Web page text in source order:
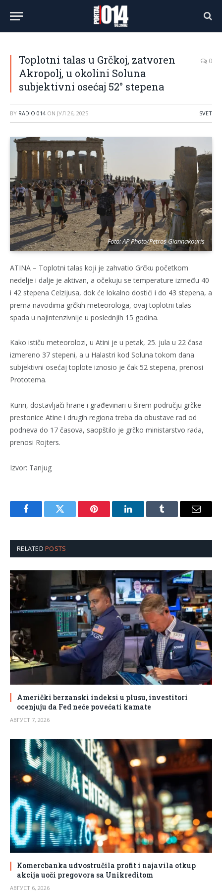
Toplotni talas u Grčkoj, zatvoren
Akropolj, u okolini Soluna
subjektivni osećaj 52° stepena
0
BY RADIO 014 ON ЈУЛ 26, 2025 SVET
Foto: AP Photo/Petros Giannakouris
ATINA – Toplotni talas koji je zahvatio Grčku početkom
nedelje i dalje je aktivan, a očekuju se temperature između 40
i 42 stepena Celzijusa, dok će lokalno dostići i do 43 stepena, a
prema navodima grčkih meteorologa, ovaj toplotni talas
spada u najintenzivnije u poslednjih 15 godina.
Kako ističu meteorolozi, u Atini je u petak, 25. jula u 22 časa
izmereno 37 stepeni, a u Halastri kod Soluna tokom dana
subjektivni osećaj toplote iznosio je čak 52 stepena, prenosi
Prototema.
Kuriri, dostavljači hrane i građevinari u širem području grčke
prestonice Atine i drugih regiona treba da obustave rad od
podneva do 17 časova, saopštilo je grčko ministarstvo rada,
prenosi Rojters.
Izvor: Tanjug
FacebookTwitter Pinterest LinkedInTumblr Email
RELATEDPOSTS
Američki berzanski indeksi u plusu, investitori
ocenjuju da Fed neće povećati kamate
АВГУСТ 7, 2026
Komercbanka udvostručila profit i najavila otkup
akcija uoči pregovora sa Unikreditom
АВГУСТ 6, 2026